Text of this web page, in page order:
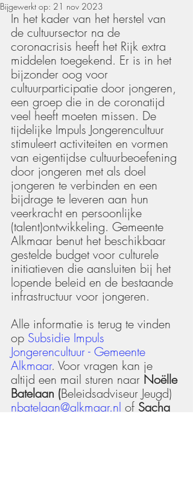
Bijgewerkt op: 21 nov 2023
In het kader van het herstel van
de cultuursector na de
coronacrisis heeft het Rijk extra
middelen toegekend. Er is in het
bijzonder oog voor
cultuurparticipatie door jongeren,
een groep die in de coronatijd
veel heeft moeten missen. De
tijdelijke Impuls Jongerencultuur
stimuleert activiteiten en vormen
van eigentijdse cultuurbeoefening
door jongeren met als doel
jongeren te verbinden en een
bijdrage te leveren aan hun
veerkracht en persoonlijke
(talent)ontwikkeling. Gemeente
Alkmaar benut het beschikbaar
gestelde budget voor culturele
initiatieven die aansluiten bij het
lopende beleid en de bestaande
infrastructuur voor jongeren.
Alle informatie is terug te vinden
op Subsidie Impuls
Jongerencultuur - Gemeente
Alkmaar. Voor vragen kan je
altijd een mail sturen naar Noëlle
Batelaan (Beleidsadviseur Jeugd)
nbatelaan@alkmaar.nl of Sacha